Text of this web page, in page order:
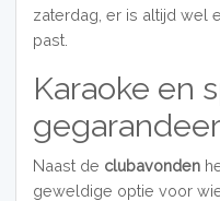
zaterdag, er is altijd wel
past.
Karaoke en
Naast de clubavonden
geweldige optie voor